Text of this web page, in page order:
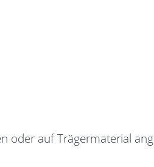
oder auf Trägermaterial